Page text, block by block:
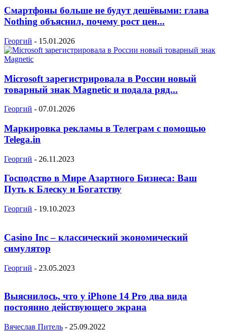
Смартфоны больше не будут дешёвыми: глава
Nothing объяснил, почему рост цен...
Георгий - 15.01.2026
Microsoft зарегистрировала в России новый
товарный знак Magnetic и подала ряд...
Георгий - 07.01.2026
Маркировка рекламы в Телеграм с помощью
Telega.in
Георгий - 26.11.2023
Господство в Мире Азартного Бизнеса: Ваш
Путь к Блеску и Богатству
Георгий - 19.10.2023
Casino Inc – классический экономический
симулятор
Георгий - 23.05.2023
Выяснилось, что у iPhone 14 Pro два вида
постоянно действующего экрана
Вячеслав Питель - 25.09.2022